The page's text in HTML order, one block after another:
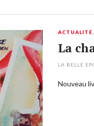
ACTUALITÉ
La
LA BELLE
Nouveau